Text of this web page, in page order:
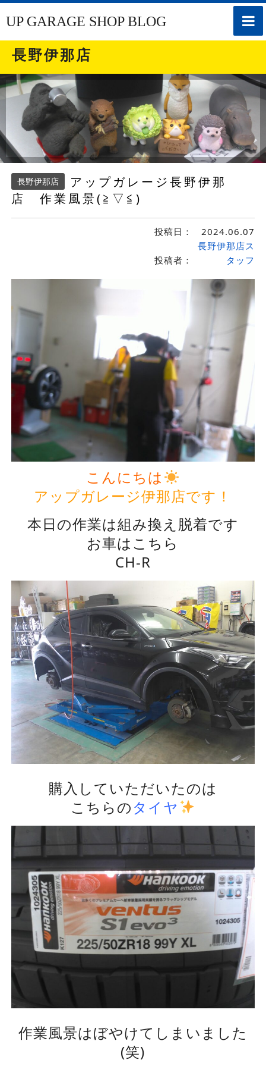
toggle
UP GARAGE SHOP BLOG
長野伊那店
長野伊那店
アップガレージ長野伊那
店 作業風景(≧▽≦)
投稿日： 2024.06.07
投稿者：
長野伊那店ス
タッフ
こんにちは
アップガレージ伊那店です！
本日の作業は組み換え脱着です
お車はこちら
CH-R
購入していただいたのは
こちらのタイヤ
作業風景はぼやけてしまいました
(笑)